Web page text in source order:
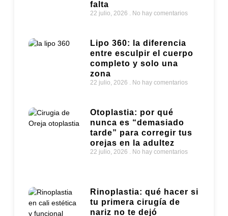
no sabes qué te haría
falta
Lipo 360: la diferencia
entre esculpir el cuerpo
completo y solo una
zona
Otoplastia: por qué
nunca es “demasiado
tarde” para corregir tus
orejas en la adultez
Rinoplastia: qué hacer si
tu primera cirugía de